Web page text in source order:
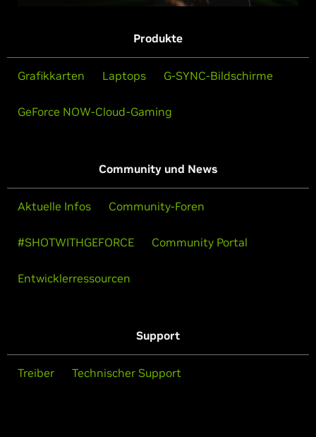
Produkte
Grafikkarten Laptops G-SYNC-Bildschirme
GeForce NOW-Cloud-Gaming
Community und News
Aktuelle Infos Community-Foren
#SHOTWITHGEFORCE Community Portal
Entwicklerressourcen
Support
Treiber Technischer Support